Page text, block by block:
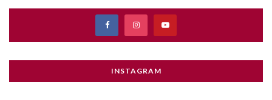
INSTAGRAM